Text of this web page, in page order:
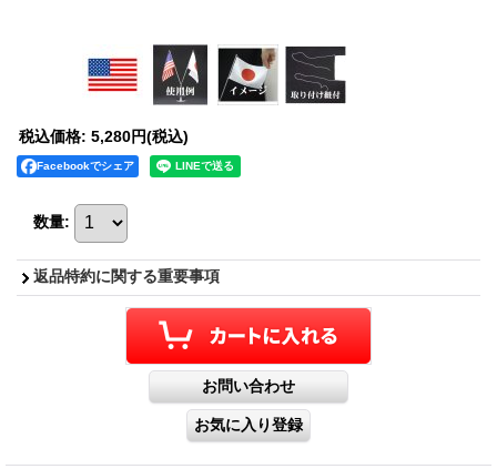
税込価格: 5,280円(税込)
Facebookでシェア
数量:
返品特約に関する重要事項